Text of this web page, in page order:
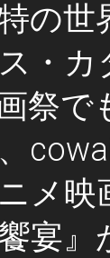
の世
・カ
祭で
メ映
宴』